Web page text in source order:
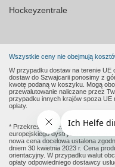
Hockeyzentrale
Wszystkie ceny nie obejmują
W przypadku dostaw na terenie UE
dostaw do Szwajcarii ponosimy z
kwotę podaną w koszyku. Mogą
przewalutowanie naliczane przez
przypadku innych krajów spoza UE
opłaty.
* Przekreślone ceny to
europejskiego dystrybutora w
nowa cena docelowa ustalona
dniem 30 kwietnia 2023 r. Cena
orientacyjny. W przypadku walut
opłaty odpowiedniego dostawcy